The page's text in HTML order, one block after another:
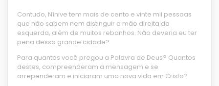
Contudo, Nínive tem mais de cento e vinte mil pessoas
que não sabem nem distinguir a mão direita da
esquerda, além de muitos rebanhos. Não deveria eu ter
pena dessa grande cidade?
Para quantos você pregou a Palavra de Deus? Quantos
destes, compreenderam a mensagem e se
arrependeram e iniciaram uma nova vida em Cristo?